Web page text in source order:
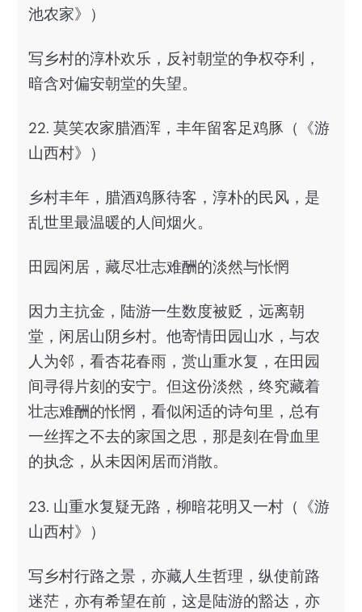
池农家》）
写乡村的淳朴欢乐，反衬朝堂的争权夺利，
暗含对偏安朝堂的失望。
22. 莫笑农家腊酒浑，丰年留客足鸡豚（《游
山西村》）
乡村丰年，腊酒鸡豚待客，淳朴的民风，是
乱世里最温暖的人间烟火。
田园闲居，藏尽壮志难酬的淡然与怅惘
因力主抗金，陆游一生数度被贬，远离朝
堂，闲居山阴乡村。他寄情田园山水，与农
人为邻，看杏花春雨，赏山重水复，在田园
间寻得片刻的安宁。但这份淡然，终究藏着
壮志难酬的怅惘，看似闲适的诗句里，总有
一丝挥之不去的家国之思，那是刻在骨血里
的执念，从未因闲居而消散。
23. 山重水复疑无路，柳暗花明又一村（《游
山西村》）
写乡村行路之景，亦藏人生哲理，纵使前路
迷茫，亦有希望在前，这是陆游的豁达，亦